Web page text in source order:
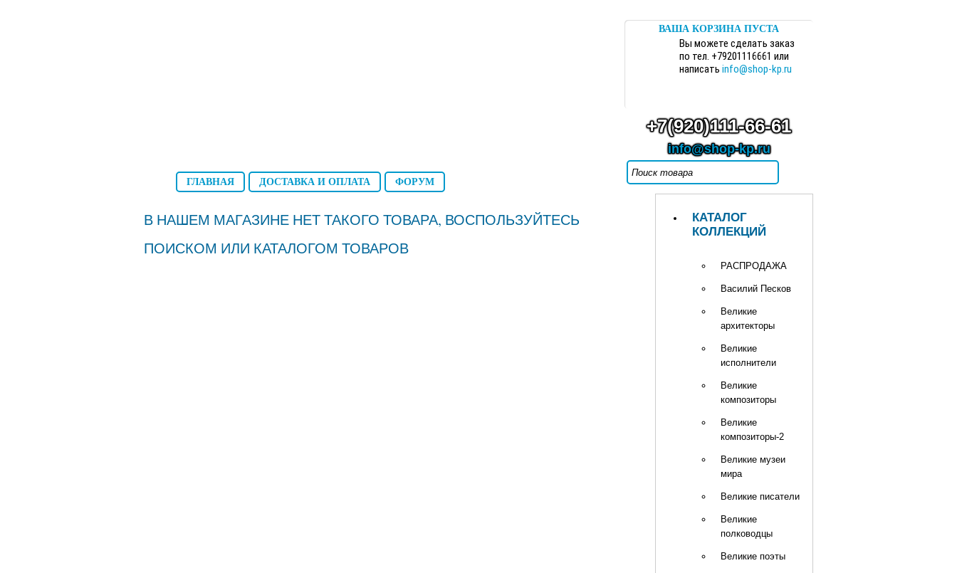
ГЛАВНАЯ ДОСТАВКА И ОПЛАТА ФОРУМ
+7(920)111-66-61
info@shop-kp.ru
КАТАЛОГ
КОЛЛЕКЦИЙ
РАСПРОДАЖА
Василий Песков
Великие
архитекторы
Великие
исполнители
Великие
композиторы
Великие
композиторы-2
Великие музеи
мира
Великие писатели
Великие
полководцы
Великие поэты
ВАША КОРЗИНА ПУСТА
Вы можете сделать заказ
по тел. +79201116661 или
написать info@shop-kp.ru
В НАШЕМ МАГАЗИНЕ НЕТ ТАКОГО ТОВАРА, ВОСПОЛЬЗУЙТЕСЬ
ПОИСКОМ ИЛИ КАТАЛОГОМ ТОВАРОВ